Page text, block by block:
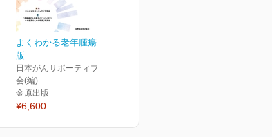
よくわかる老年腫瘍学 第1
版
日本がんサポーティブケア学
会(編)
金原出版
¥6,600